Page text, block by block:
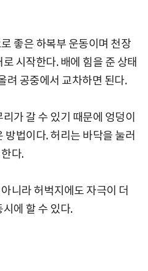
좋은 하복부 운동이며 천장
시작한다. 배에 힘을 준 상태
려 공중에서 교차하면 된다.
가 갈 수 있기 때문에 엉덩이
방법이다. 허리는 바닥을 눌러
다.
니라 허벅지에도 자극이 더
에 할 수 있다.